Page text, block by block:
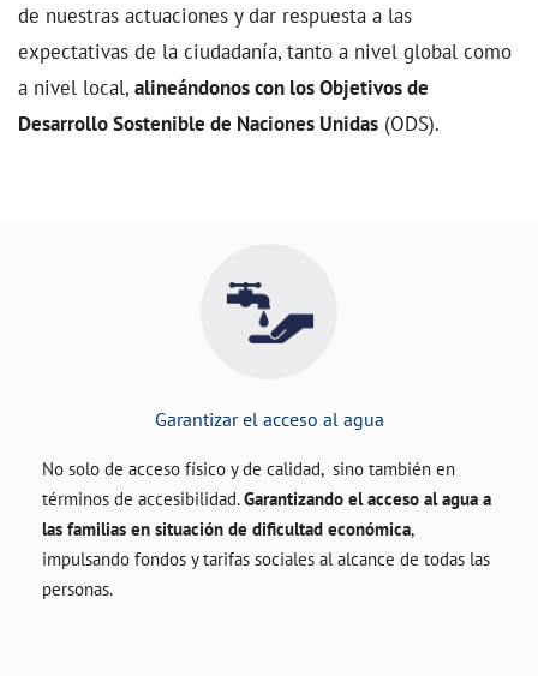
de nuestras actuaciones y dar respuesta a las
expectativas de la ciudadanía, tanto a nivel global como
a nivel local, alineándonos con los Objetivos de
Desarrollo Sostenible de Naciones Unidas (ODS).
Garantizar el acceso al agua
No solo de acceso físico y de calidad, sino también en
términos de accesibilidad.Garantizando el acceso al agua a
las familias en situación de dificultad económica,
impulsando fondos y tarifas sociales al alcance de todas las
personas.